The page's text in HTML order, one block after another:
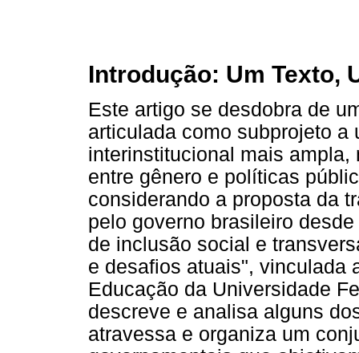
Introdução: Um Texto,
Este artigo se desdobra de
articulada como subprojeto
interinstitucional mais
entre gênero e políticas
considerando a proposta da
pelo governo brasileiro
de inclusão social e
e desafios atuais", vinculada
Educação da Universidade
descreve e analisa alguns
atravessa e organiza um